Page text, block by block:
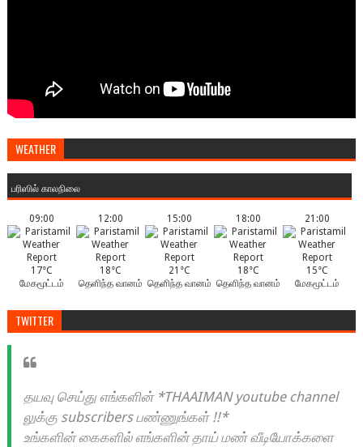
WEATHER
பரிஸில் காலநிலை
09:00
17°C
மேகமூட்டம்
12:00
18°C
தெளிந்த வானம்
15:00
21°C
தெளிந்த வானம்
18:00
18°C
தெளிந்த வானம்
21:00
15°C
மேகமூட்டம்
TWITTER
தயவு செய்து எங்களின் *THAAIMAN youtube channel
லுக்கு subscribers பண்ணுங்கள் !!*
உங்களின் கைகளில் எங்களின் தாய் மண் வீடியோக்களை